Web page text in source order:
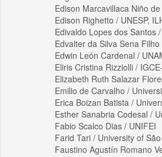
Edison Marcavillaca Niño
Edison Righetto / UNESP,
Edivaldo Lopes dos Santos
Edvalter da Silva Sena
Edwin León Cardenal /
Eliris Cristina Rizziolli /
Elizabeth Ruth Salazar
Emilio de Carvalho /
Erica Boizan Batista /
Esther Sanabria Codesal /
Fabio Scalco Dias / UNIFEI
Farid Tari / University of
Faustino Agustín Romano